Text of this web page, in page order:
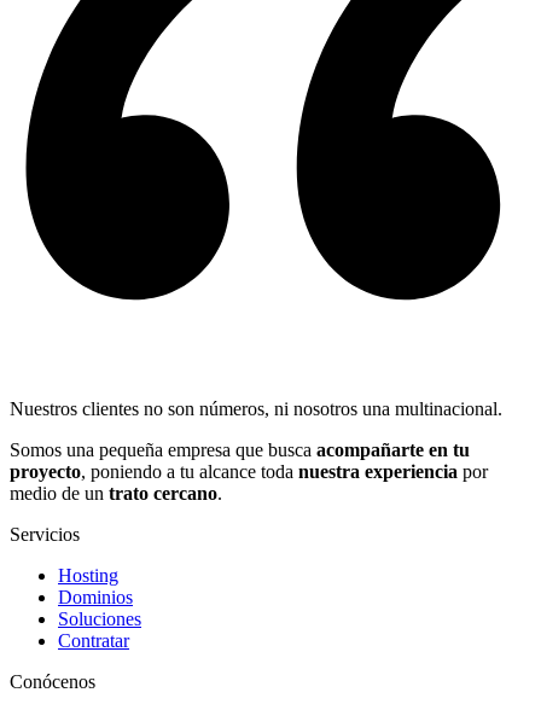
Nuestros clientes no son números, ni nosotros una multinacional.
Somos una pequeña empresa que busca acompañarte en tu
proyecto, poniendo a tu alcance toda nuestra experiencia por
medio de un trato cercano.
Servicios
Hosting
Dominios
Soluciones
Contratar
Conócenos